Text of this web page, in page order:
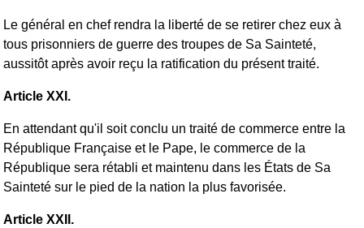
Le général en chef rendra la liberté de se retirer chez eux à
tous prisonniers de guerre des troupes de Sa Sainteté,
aussitôt après avoir reçu la ratification du présent traité.
Article XXI.
En attendant qu'il soit conclu un traité de commerce entre la
République Française et le Pape, le commerce de la
République sera rétabli et maintenu dans les États de Sa
Sainteté sur le pied de la nation la plus favorisée.
Article XXII.